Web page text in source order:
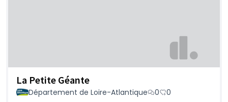
La Petite Géante
Département de Loire-Atlantique 0 0